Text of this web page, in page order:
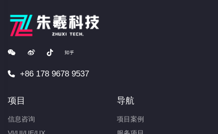
+86 178 9678 9537
项目
信息咨询
导航
项目案例